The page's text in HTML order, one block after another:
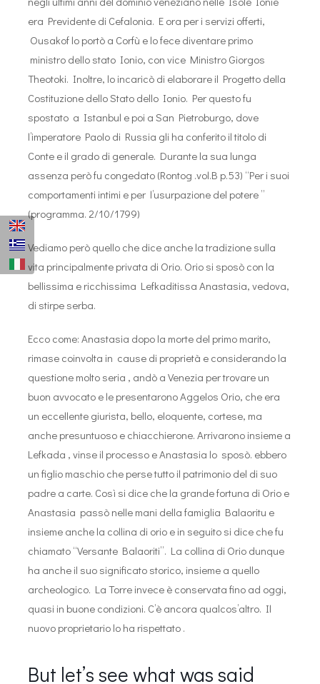
era Previdente di Cefalonia. E ora per i servizi offerti,
Ousakof lo portò a Corfù e lo fece diventare primo
ministro dello stato Ionio, con vice Ministro Giorgos
Theotoki. Inoltre, lo incaricò di elaborare il Progetto della
Costituzione dello Stato dello Ionio. Per questo fu
spostato a Istanbul e poi a San Pietroburgo, dove
l’imperatore Paolo di Russia gli ha conferito il titolo di
Conte e il grado di generale. Durante la sua lunga
assenza però fu congedato (Rontog .vol.B p.53) “Per i suoi
comportamenti intimi e per l’usurpazione del potere ”
(programma. 2/10/1799)
Vediamo però quello che dice anche la tradizione sulla
vita principalmente privata di Orio. Orio si sposò con la
bellissima e ricchissima Lefkaditissa Anastasia, vedova,
di stirpe serba.
Ecco come: Anastasia dopo la morte del primo marito,
rimase coinvolta in cause di proprietà e considerando la
questione molto seria , andò a Venezia per trovare un
buon avvocato e le presentarono Aggelos Orio, che era
un eccellente giurista, bello, eloquente, cortese, ma
anche presuntuoso e chiacchierone. Arrivarono ​​insieme a
Lefkada , vinse il processo e Anastasia lo sposò. ebbero
un figlio maschio che perse tutto il patrimonio del di suo
padre a carte. Così si dice che la grande fortuna di Orio e
Anastasia passò nelle mani della famiglia Balaoritu e
insieme anche la collina di orio e in seguito si dice che fu
chiamato “Versante Balaoriti”. La collina di Orio dunque
ha anche il suo significato storico, insieme a quello
archeologico. La Torre invece è conservata fino ad oggi,
quasi in buone condizioni. C’è ancora qualcos’altro. Il
nuovo proprietario lo ha rispettato .
But let’s see what was said